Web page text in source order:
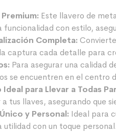
Este llavero de
funcionalidad con estilo,
Completa:
captura cada detalle para
Para asegurar una calidad
se encuentren en el centro
Ideal para Llevar a Todas
tus llaves, asegurando que
y Personal: Ideal para
utilidad con un toque